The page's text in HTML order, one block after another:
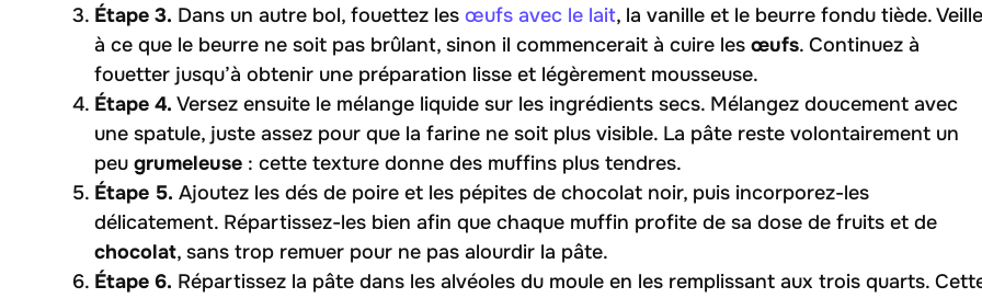
Étape 3. Dans un autre bol, fouettez les œufs avec le lait, la vanille et le beurre fondu tiède.
à ce que le beurre ne soit pas brûlant, sinon il commencerait à cuire les œufs. Continuez à
fouetter jusqu’à obtenir une préparation lisse et légèrement mousseuse.
Étape 4. Versez ensuite le mélange liquide sur les ingrédients secs. Mélangez doucement avec
une spatule, juste assez pour que la farine ne soit plus visible. La pâte reste volontairement un
peu grumeleuse : cette texture donne des muffins plus tendres.
Étape 5. Ajoutez les dés de poire et les pépites de chocolat noir, puis incorporez-les
délicatement. Répartissez-les bien afin que chaque muffin profite de sa dose de fruits et de
chocolat, sans trop remuer pour ne pas alourdir la pâte.
Étape 6. Répartissez la pâte dans les alvéoles du moule en les remplissant aux trois quarts.